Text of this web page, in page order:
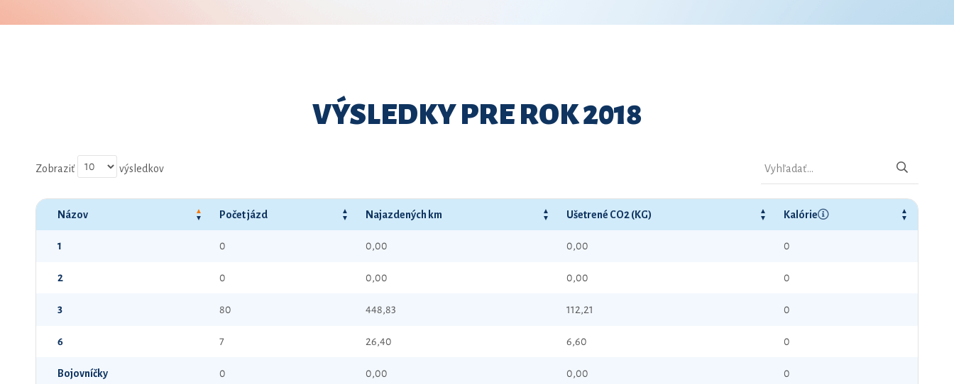
VÝSLEDKY PRE ROK 2018
Zobraziť výsledkov
Názov Počet jázd Najazdených km Ušetrené CO2 (KG) Kalórie
1 0 0,00 0,00 0
2 0 0,00 0,00 0
3 80 448,83 112,21 0
6 7 26,40 6,60 0
Bojovníčky 0 0,00 0,00 0